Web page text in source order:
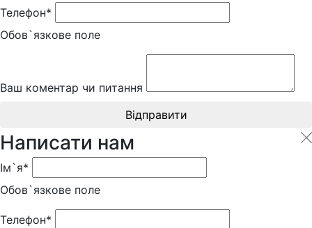
Телефон*
Обов`язкове поле
Ваш коментар чи питання
Відправити
Написати нам
Ім`я*
Обов`язкове поле
Телефон*